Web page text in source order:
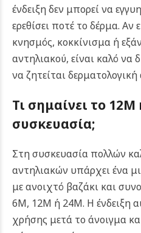
ένδειξη δεν μπορεί να
ερεθίσει ποτέ το δέρμα. Αν
κνησμός, κοκκίνισμα ή
αντηλιακού, είναι καλό να
να ζητείται δερματολογική
Τι σημαίνει το
συσκευασία;
Στη συσκευασία πολλών
αντηλιακών υπάρχει ένα
με ανοιχτό βαζάκι και
6M, 12M ή 24M. Η ένδειξη
χρήσης μετά το άνοιγμα